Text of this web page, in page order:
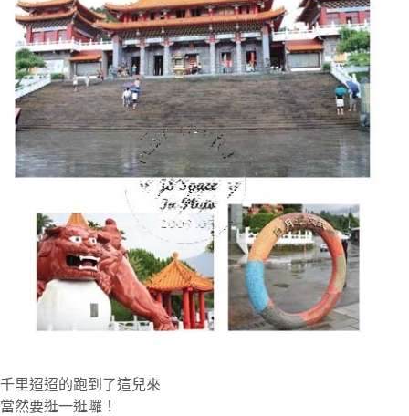
千里迢迢的跑到了這兒來
當然要逛一逛囉！